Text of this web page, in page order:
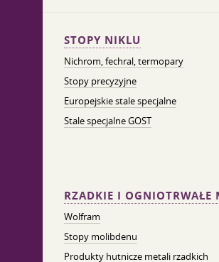
STOPY NIKLU
Nichrom, fechral, termopary
Stopy precyzyjne
Europejskie stale specjalne
Stale specjalne GOST
RZADKIE I OGNIOTRWAŁE
Wolfram
Stopy molibdenu
Produkty hutnicze metali rzadkich